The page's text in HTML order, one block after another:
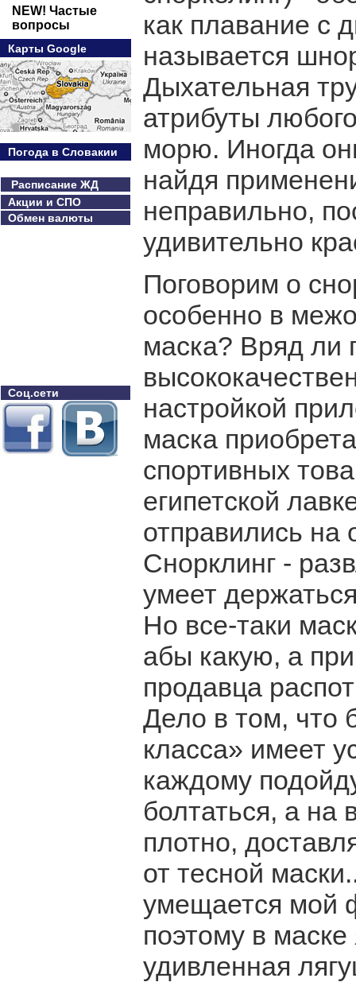
NEW! Частые
вопросы
Карты Google
Погода в Словакии
Расписание ЖД
Акции и СПО
Обмен валюты
Соц.сети
как плавание с
называется
Дыхательная
атрибуты
морю. Иногда
найдя
неправильно,
удивительно
Поговорим о
особенно в
маска? Вряд ли
настройкой
маска
спортивных
египетской
отправились на
Снорклинг -
умеет
Но все-таки
абы какую, а
продавца
Дело в том, что
класса» имеет
каждому
болтаться, а на
плотно,
от тесной
умещается мой
поэтому в
удивленная